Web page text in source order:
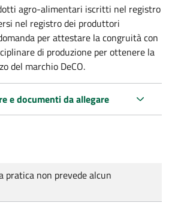
agro-alimentari iscritti nel registro
nel registro dei produttori
per attestare la congruità con
di produzione per ottenere la
del marchio DeCO.
e documenti da allegare
pratica non prevede alcun